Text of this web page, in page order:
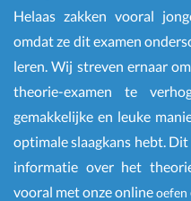
Helaas zakken vooral
omdat ze dit examen
leren. Wij streven ernaar
theorie-examen te
gemakkelijke en leuke
optimale slaagkans hebt.
informatie over het
vooral met onze onlineoefen